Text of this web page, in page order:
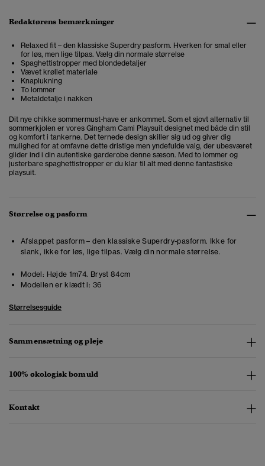
Redaktørens bemærkninger
Relaxed fit – den klassiske Superdry pasform. Hverken for smal eller
for løs, men lige tilpas. Vælg din normale størrelse
Spaghettistropper med blondedetaljer
Vævet krøllet materiale
Knaplukning
To lommer
Metaldetalje i nakken
Dit nye chikke sommermust-have er ankommet. Som et sjovt alternativ til
sommerkjolen er vores Gingham Cami Playsuit designet med både din stil
og komfort i tankerne. Det ternede design skiller sig ud og giver dig
mulighed for at omfavne dette dristige men yndefulde valg, der ubesværet
glider ind i din autentiske garderobe denne sæson. Med to lommer og
justerbare spaghettistropper er du klar til alt med denne fantastiske
playsuit.
Størrelse og pasform
Afslappet pasform – den klassiske Superdry-pasform. Ikke for
slank, ikke for løs, lige tilpas. Vælg din normale størrelse.
Model: Højde 1m74. Bryst 84cm
Modellen er klædt i: 36
Størrelsesguide
Sammensætning og pleje
100% økologisk bomuld
Kontakt